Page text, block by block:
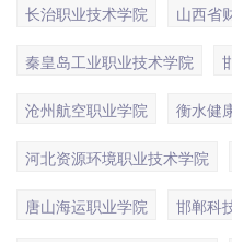
长治职业技术学院 山西省
秦皇岛工业职业技术学院
沧州航空职业学院 衡水健
河北资源环境职业技术学院
唐山海运职业学院 邯郸科